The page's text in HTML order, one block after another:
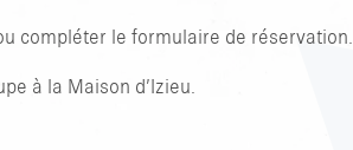
compléter le formulaire de réservation.
à la Maison d’Izieu.